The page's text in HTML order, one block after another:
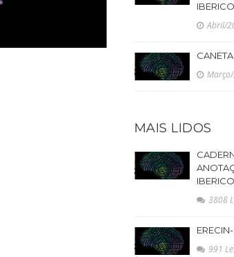
Abril/
MAIS LIDOS
3808
991